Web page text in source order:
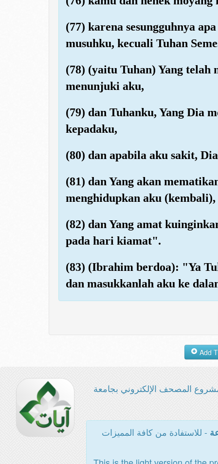
(77) karena sesungguhnya
musuhku, kecuali Tuhan
(78) (yaitu Tuhan) Yang telah
menunjuki aku,
(79) dan Tuhanku, Yang Dia
kepadaku,
(80) dan apabila aku sakit,
(81) dan Yang akan
menghidupkan aku (kembali),
(82) dan Yang amat
pada hari kiamat".
(83) (Ibrahim berdoa): "Ya
dan masukkanlah aku ke
المصحف الإلكتروني بجامعة
- للاستفادة من كافة المميزات